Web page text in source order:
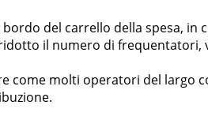
del carrello della spesa, in
il numero di frequentatori,
come molti operatori del largo